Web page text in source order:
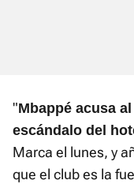
"Mbappé acusa
escándalo del
Marca el lunes, y
que el club es la